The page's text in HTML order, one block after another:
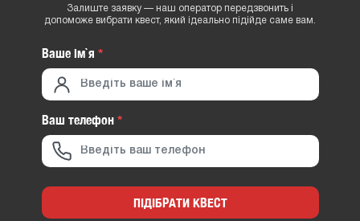
Залиште заявку — наш оператор передзвонить і
допоможе вибрати квест, який ідеально підійде саме вам.
Ваше iм`я *
Ваш телефон*
ПІДІБРАТИ КВЕСТ